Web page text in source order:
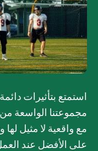
استمتع بتأثيرات
مجموعتنا الواسعة
مع واقعية لا مثيل
على الأفضل عند